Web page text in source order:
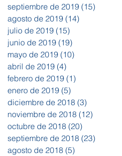
septiembre de 2019 (15)
agosto de 2019 (14)
julio de 2019 (15)
junio de 2019 (19)
mayo de 2019 (10)
abril de 2019 (4)
febrero de 2019 (1)
enero de 2019 (5)
diciembre de 2018 (3)
noviembre de 2018 (12)
octubre de 2018 (20)
septiembre de 2018 (23)
agosto de 2018 (5)